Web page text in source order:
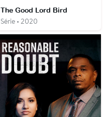
The Good Lord Bird
Série • 2020